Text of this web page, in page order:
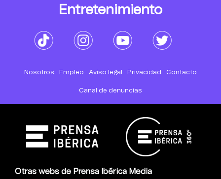
Entretenimiento
Nosotros Empleo Aviso legal Privacidad Contacto
Canal de denuncias
Otras webs de Prensa Ibérica Media